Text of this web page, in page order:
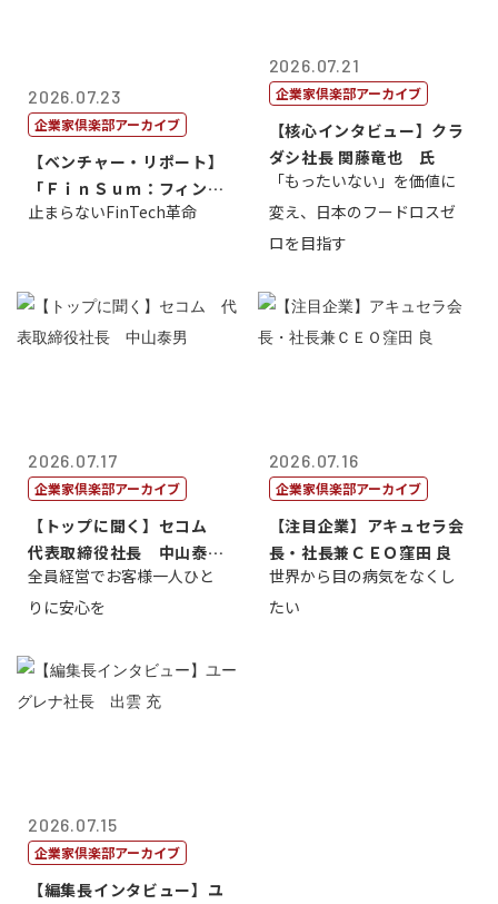
2026.07.23
企業家倶楽部アーカイブ
【ベンチャー・リポート】
「ＦｉｎＳｕｍ：フィンテ
ック・サミッ...
止まらないFinTech革命
2026.07.21
企業家倶楽部アーカイブ
【核心インタビュー】クラ
ダシ社長 関藤竜也 氏
「もったいない」を価値に
変え、日本のフードロスゼ
ロを目指す
2026.07.17
企業家倶楽部アーカイブ
【トップに聞く】セコム
代表取締役社長 中山泰
男
全員経営でお客様一人ひと
りに安心を
2026.07.16
企業家倶楽部アーカイブ
【注目企業】アキュセラ会
長・社長兼ＣＥＯ窪田 良
世界から目の病気をなくし
たい
2026.07.15
企業家倶楽部アーカイブ
【編集長インタビュー】ユ